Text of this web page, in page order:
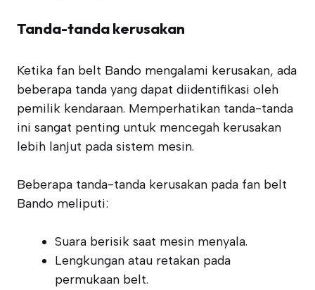
Tanda-tanda kerusakan
Ketika fan belt Bando mengalami kerusakan, ada
beberapa tanda yang dapat diidentifikasi oleh
pemilik kendaraan. Memperhatikan tanda-tanda
ini sangat penting untuk mencegah kerusakan
lebih lanjut pada sistem mesin.
Beberapa tanda-tanda kerusakan pada fan belt
Bando meliputi:
Suara berisik saat mesin menyala.
Lengkungan atau retakan pada
permukaan belt.